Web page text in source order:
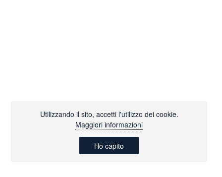
Utilizzando il sito, accetti l'utilizzo dei cookie.
Maggiori informazioni
Ho capito